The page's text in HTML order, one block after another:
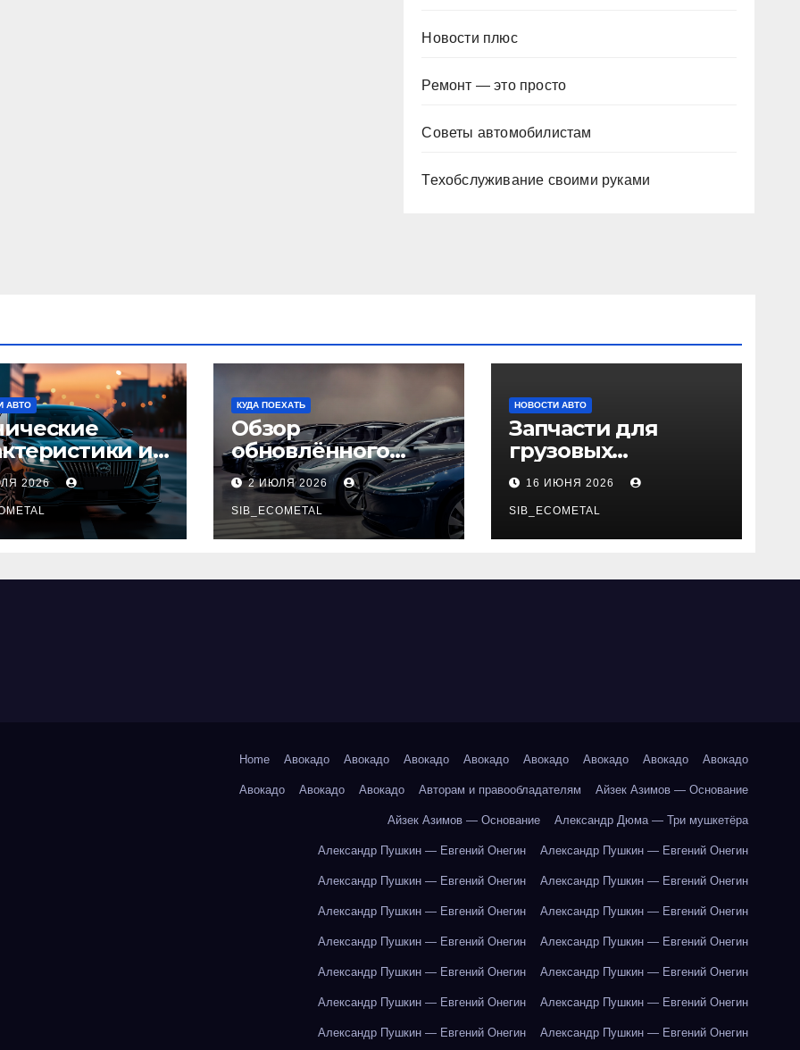
Новости плюс
Ремонт — это просто
Советы автомобилистам
Техобслуживание своими руками
АВТО
и
GAC
2026
КУДА ПОЕХАТЬ
Обзор
обновлённого
модельного ряда
легковых
автомобилей 2026
года
2 ИЮЛЯ 2026
SIB_ECOMETAL
НОВОСТИ АВТО
Запчасти для
грузовых
автомобилей:
справочная база по
корейским и
японским
16 ИЮНЯ 2026
SIB_ECOMETAL
Home Авокадо Авокадо Авокадо Авокадо Авокадо Авокадо Авокадо Авокадо
Авокадо Авокадо Авокадо Авторам и правообладателям Айзек Азимов — Основание
Айзек Азимов — Основание Александр Дюма — Три мушкетёра
Александр Пушкин — Евгений Онегин Александр Пушкин — Евгений Онегин
Александр Пушкин — Евгений Онегин Александр Пушкин — Евгений Онегин
Александр Пушкин — Евгений Онегин Александр Пушкин — Евгений Онегин
Александр Пушкин — Евгений Онегин Александр Пушкин — Евгений Онегин
Александр Пушкин — Евгений Онегин Александр Пушкин — Евгений Онегин
Александр Пушкин — Евгений Онегин Александр Пушкин — Евгений Онегин
Александр Пушкин — Евгений Онегин Александр Пушкин — Евгений Онегин